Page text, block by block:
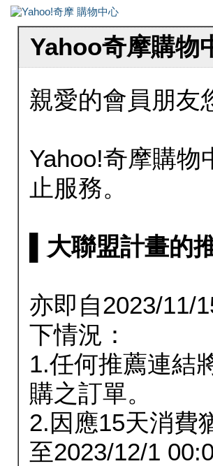
Yahoo奇摩購物
親愛的會員朋友
Yahoo!奇摩購物
止服務。
▌大聯盟計畫的
亦即自2023/11/
下情況：
1.任何推薦連結
購之訂單。
2.因應15天消費
至2023/12/1